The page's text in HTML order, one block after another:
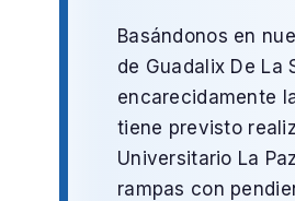
Basándonos en
de Guadalix De La
encarecidamente
tiene previsto
Universitario La Paz
rampas con